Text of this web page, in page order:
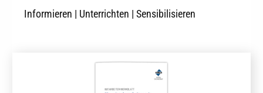
Informieren | Unterrichten | Sensibilisieren